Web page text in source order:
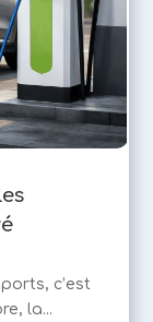
c’est
la...